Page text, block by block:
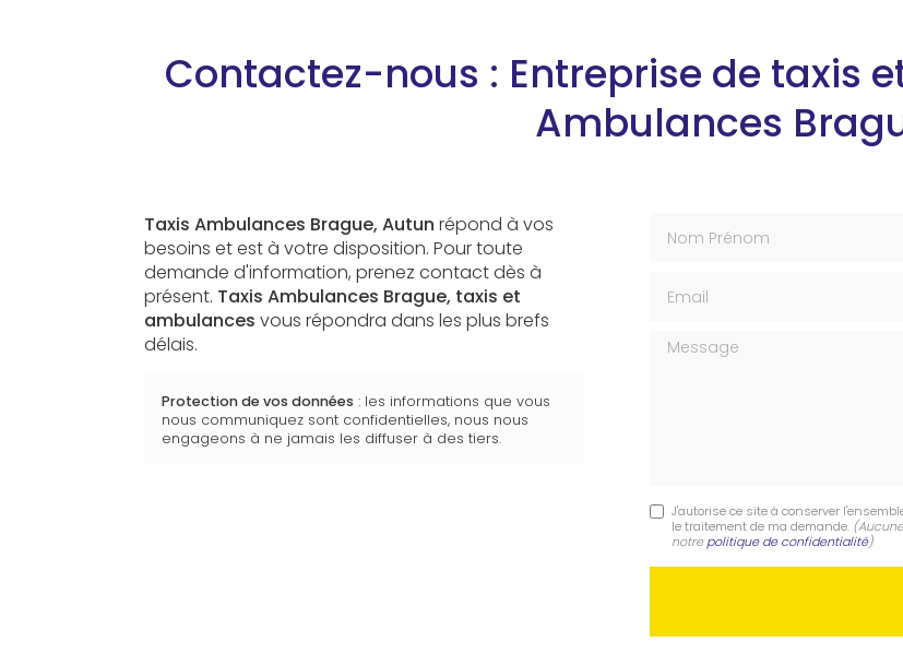
Contactez-nous : Entreprise de taxis
Ambulances
Taxis Ambulances Brague, Autun répond à vos
besoins et est à votre disposition. Pour toute
demande d'information, prenez contact dès à
présent. Taxis Ambulances Brague, taxis et
ambulances vous répondra dans les plus brefs
délais.
Protection de vos données : les informations que vous
nous communiquez sont confidentielles, nous nous
engageons à ne jamais les diffuser à des tiers.
Message
J'autorise ce site à conserver
le traitement de ma demande.
notre politique de confidentialité)